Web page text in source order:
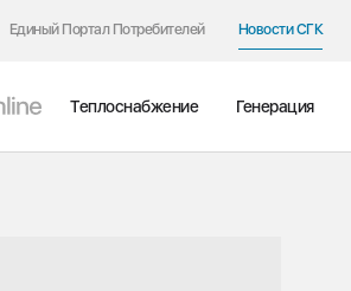
Единый Портал Потребителей Новости СГК
Теплоснабжение Генерация